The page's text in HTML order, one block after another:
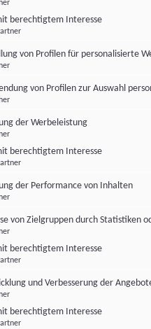
berechtigtem Interesse
von Profilen für personalisierte
von Profilen zur Auswahl
der Werbeleistung
berechtigtem Interesse
der Performance von Inhalten
von Zielgruppen durch Statistiken
berechtigtem Interesse
und Verbesserung der
berechtigtem Interesse